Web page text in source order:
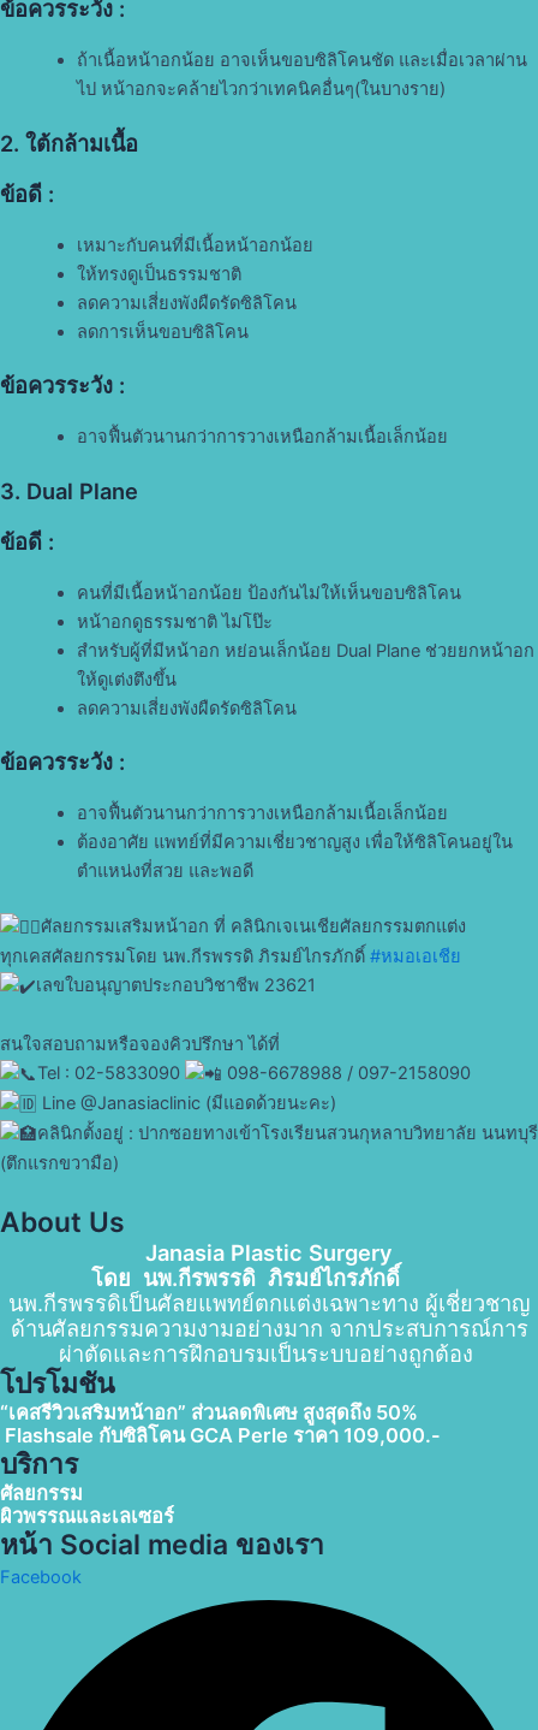
ข้อควรระวัง :
ถ้าเนื้อหน้าอกน้อย อาจเห็นขอบซิลิโคนชัด และเมื่อเวลาผ่าน
ไป หน้าอกจะคล้ายไวกว่าเทคนิคอื่นๆ(ในบางราย)
2. ใต้กล้ามเนื้อ
ข้อดี :
เหมาะกับคนที่มีเนื้อหน้าอกน้อย
ให้ทรงดูเป็นธรรมชาติ
ลดความเสี่ยงพังผืดรัดซิลิโคน
ลดการเห็นขอบซิลิโคน
ข้อควรระวัง :
อาจฟื้นตัวนานกว่าการวางเหนือกล้ามเนื้อเล็กน้อย
3. Dual Plane
ข้อดี :
คนที่มีเนื้อหน้าอกน้อย ป้องกันไม่ให้เห็นขอบซิลิโคน
หน้าอกดูธรรมชาติ ไม่โป๊ะ
สำหรับผู้ที่มีหน้าอก หย่อนเล็กน้อย Dual Plane ช่วยยกหน้าอก
ให้ดูเต่งตึงขึ้น
ลดความเสี่ยงพังผืดรัดซิลิโคน
ข้อควรระวัง :
อาจฟื้นตัวนานกว่าการวางเหนือกล้ามเนื้อเล็กน้อย
ต้องอาศัย แพทย์ที่มีความเชี่ยวชาญสูง เพื่อให้ซิลิโคนอยู่ใน
ตำแหน่งที่สวย และพอดี
ศัลยกรรมเสริมหน้าอก ที่ คลินิกเจเนเชียศัลยกรรมตกแต่ง
ทุกเคสศัลยกรรมโดย นพ.กีรพรรดิ ภิรมย์ไกรภักดิ์ #หมอเอเชีย
เลขใบอนุญาตประกอบวิชาชีพ 23621
สนใจสอบถามหรือจองคิวปรึกษา ได้ที่
Tel : 02-5833090
098-6678988 / 097-2158090
Line @Janasiaclinic (มีแอดด้วยนะคะ)
คลินิกตั้งอยู่ : ปากซอยทางเข้าโรงเรียนสวนกุหลาบวิทยาลัย นนทบุรี
(ตึกแรกขวามือ)
About Us
Janasia Plastic Surgery
โดย นพ.กีรพรรดิ ภิรมย์ไกรภักดิ์
นพ.กีรพรรดิเป็นศัลยแพทย์ตกแต่งเฉพาะทาง ผู้เชี่ยวชาญ
ด้านศัลยกรรมความงามอย่างมาก จากประสบการณ์การ
ผ่าตัดและการฝึกอบรมเป็นระบบอย่างถูกต้อง
โปรโมชัน
“เคสรีวิวเสริมหน้าอก” ส่วนลดพิเศษ สูงสุดถึง 50%
Flashsale กับซิลิโคน GCA Perle ราคา 109,000.-
บริการ
ศัลยกรรม
ผิวพรรณและเลเซอร์
หน้า Social media ของเรา
Facebook